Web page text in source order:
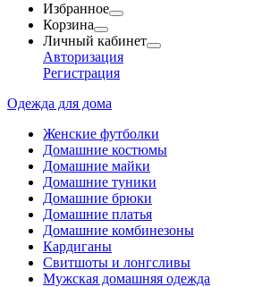
Избранное
Корзина
Личный кабинет
Авторизация
Регистрация
Одежда для дома
Женские футболки
Домашние костюмы
Домашние майки
Домашние туники
Домашние брюки
Домашние платья
Домашние комбинезоны
Кардиганы
Свитшоты и лонгсливы
Мужская домашняя одежда